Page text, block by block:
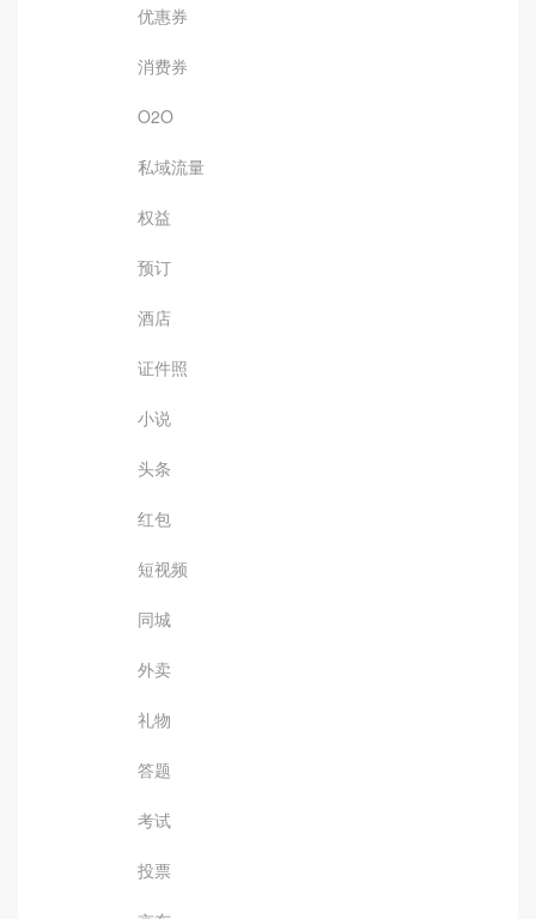
优惠券
消费券
O2O
私域流量
权益
预订
酒店
证件照
小说
头条
红包
短视频
同城
外卖
礼物
答题
考试
投票